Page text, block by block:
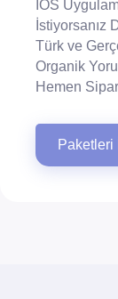
IOS
İstiyorsanız
Türk ve
Organik
Hemen
Paketleri